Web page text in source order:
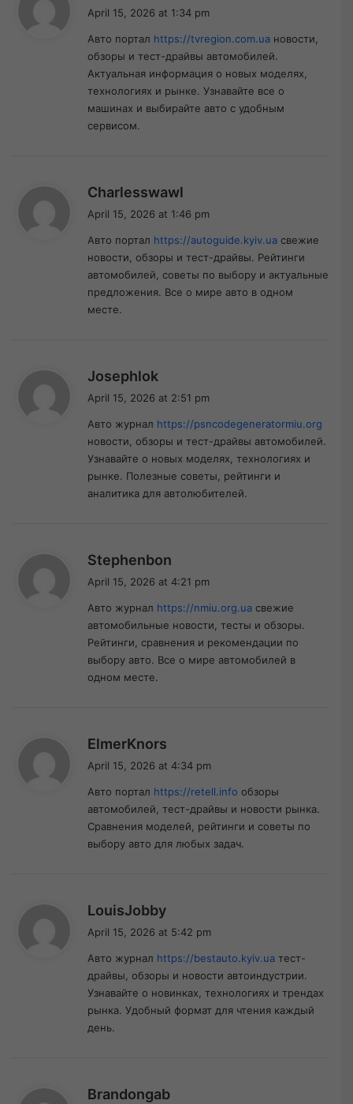
s
:
April 15, 2026 at 1:34 pm
Авто портал https://tvregion.com.ua новости,
обзоры и тест-драйвы автомобилей.
Актуальная информация о новых моделях,
технологиях и рынке. Узнавайте все о
машинах и выбирайте авто с удобным
сервисом.
Charlesswawl
s
April 15, 2026 at 1:46 pm
Авто портал https://autoguide.kyiv.ua свежие
новости, обзоры и тест-драйвы. Рейтинги
автомобилей, советы по выбору и актуальные
предложения. Все о мире авто в одном
месте.
Josephlok
s
:
April 15, 2026 at 2:51 pm
Авто журнал https://psncodegeneratormiu.org
новости, обзоры и тест-драйвы автомобилей.
Узнавайте о новых моделях, технологиях и
рынке. Полезные советы, рейтинги и
аналитика для автолюбителей.
Stephenbon
s
:
April 15, 2026 at 4:21 pm
Авто журнал https://nmiu.org.ua свежие
автомобильные новости, тесты и обзоры.
Рейтинги, сравнения и рекомендации по
выбору авто. Все о мире автомобилей в
одном месте.
ElmerKnors
s
:
April 15, 2026 at 4:34 pm
Авто портал https://retell.info обзоры
автомобилей, тест-драйвы и новости рынка.
Сравнения моделей, рейтинги и советы по
выбору авто для любых задач.
LouisJobby
s
:
April 15, 2026 at 5:42 pm
Авто журнал https://bestauto.kyiv.ua тест-
драйвы, обзоры и новости автоиндустрии.
Узнавайте о новинках, технологиях и трендах
рынка. Удобный формат для чтения каждый
день.
Brandongab